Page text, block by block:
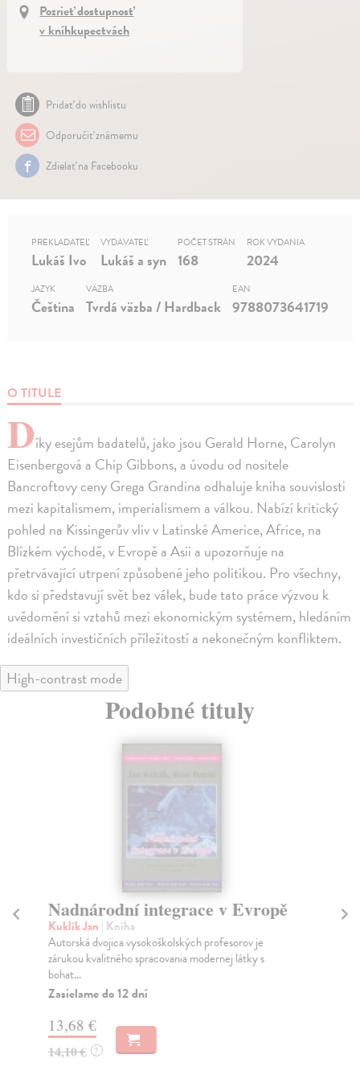
Pozrieť dostupnosť
v kníhkupectvách
Pridať do wishlistu
Odporučiť známemu
Zdielať na Facebooku
O TITULE
Díky esejům badatelů, jako jsou Gerald Horne, Carolyn
Eisenbergová a Chip Gibbons, a úvodu od nositele
Bancroftovy ceny Grega Grandina odhaluje kniha souvislosti
mezi kapitalismem, imperialismem a válkou. Nabízí kritický
pohled na Kissingerův vliv v Latinské Americe, Africe, na
Blízkém východě, v Evropě a Asii a upozorňuje na
přetrvávající utrpení způsobené jeho politikou. Pro všechny,
kdo si představují svět bez válek, bude tato práce výzvou k
uvědomění si vztahů mezi ekonomickým systémem, hledáním
ideálních investičních příležitostí a nekonečným konfliktem.
PREKLADATEĽ
Lukáš Ivo
VYDAVATEĽ
Lukáš a syn
POČET STRÁN
168
ROK VYDANIA
2024
JAZYK
Čeština
VÄZBA
Tvrdá väzba / Hardback
EAN
9788073641719
High-contrast mode
Podobné tituly
Nadnárodní integrace v Evropě
Kuklík Jan | Kniha
Autorská dvojica vysokoškolských profesorov je
zárukou kvalitného spracovania modernej látky s
bohat...
Zasielame do 12 dní
13,68 €
14,10 € ?